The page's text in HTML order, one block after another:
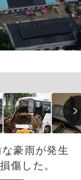
豪雨が発生
傷した。